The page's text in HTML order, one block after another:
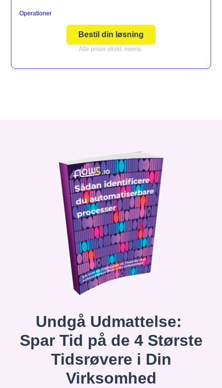
Operationer
Bestil din løsning
Alle priser ekskl. moms.
Undgå Udmattelse:
Spar Tid på de 4 Største
Tidsrøvere i Din
Virksomhed